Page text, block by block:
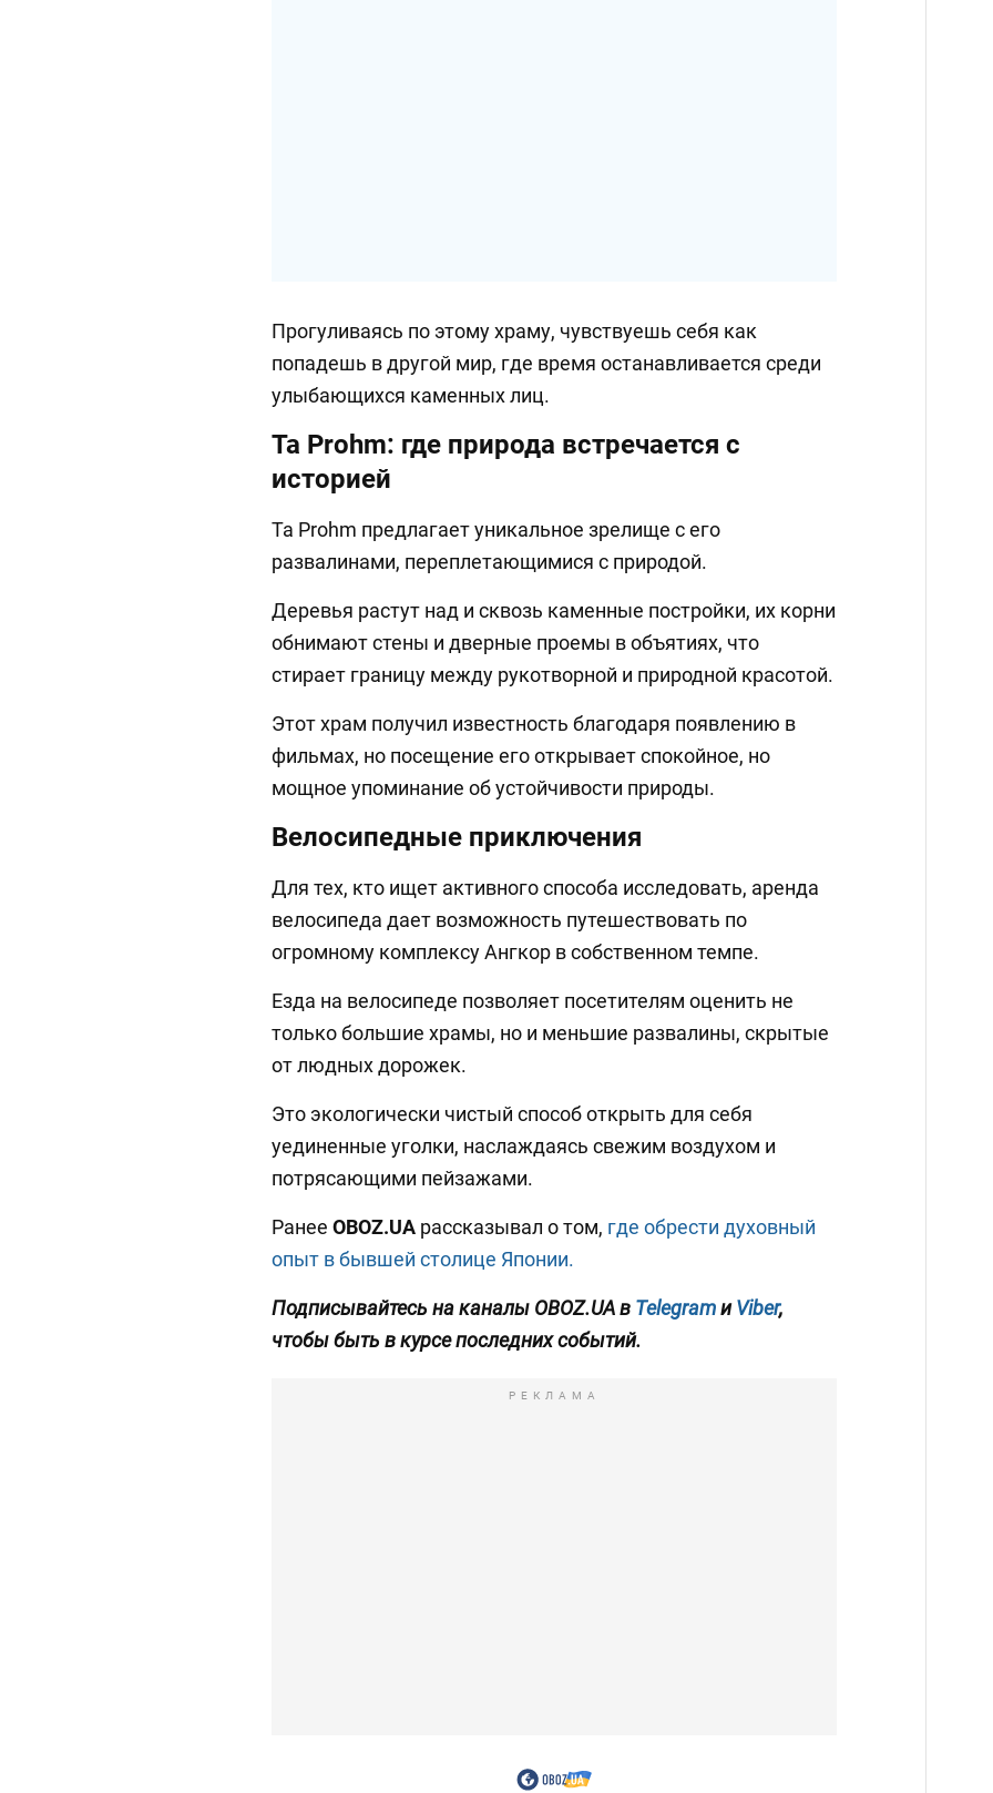
Прогуливаясь по этому храму, чувствуешь себя как
попадешь в другой мир, где время останавливается среди
улыбающихся каменных лиц.
Ta Prohm: где природа встречается с
историей
Ta Prohm предлагает уникальное зрелище с его
развалинами, переплетающимися с природой.
Деревья растут над и сквозь каменные постройки, их корни
обнимают стены и дверные проемы в объятиях, что
стирает границу между рукотворной и природной красотой.
Этот храм получил известность благодаря появлению в
фильмах, но посещение его открывает спокойное, но
мощное упоминание об устойчивости природы.
Велосипедные приключения
Для тех, кто ищет активного способа исследовать, аренда
велосипеда дает возможность путешествовать по
огромному комплексу Ангкор в собственном темпе.
Езда на велосипеде позволяет посетителям оценить не
только большие храмы, но и меньшие развалины, скрытые
от людных дорожек.
Это экологически чистый способ открыть для себя
уединенные уголки, наслаждаясь свежим воздухом и
потрясающими пейзажами.
Ранее OBOZ.UA рассказывал о том, где обрести духовный
опыт в бывшей столице Японии.
Подписывайтесь на каналы OBOZ.UA в TelegramиViber,
чтобы быть в курсе последних событий.
РЕКЛАМА